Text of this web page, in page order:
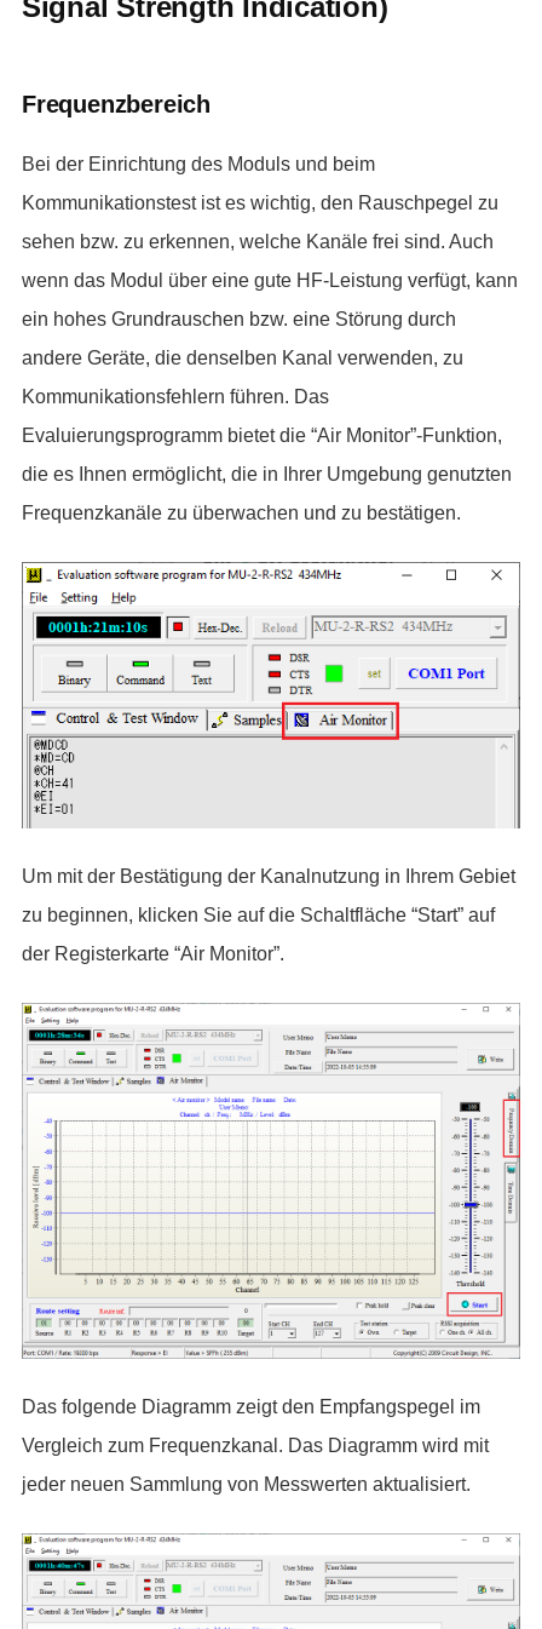
Signal Strength Indication)
Frequenzbereich
Bei der Einrichtung des Moduls und beim
Kommunikationstest ist es wichtig, den Rauschpegel zu
sehen bzw. zu erkennen, welche Kanäle frei sind. Auch
wenn das Modul über eine gute HF-Leistung verfügt, kann
ein hohes Grundrauschen bzw. eine Störung durch
andere Geräte, die denselben Kanal verwenden, zu
Kommunikationsfehlern führen. Das
Evaluierungsprogramm bietet die “Air Monitor”-Funktion,
die es Ihnen ermöglicht, die in Ihrer Umgebung genutzten
Frequenzkanäle zu überwachen und zu bestätigen.
Um mit der Bestätigung der Kanalnutzung in Ihrem Gebiet
zu beginnen, klicken Sie auf die Schaltfläche “Start” auf
der Registerkarte “Air Monitor”.
Das folgende Diagramm zeigt den Empfangspegel im
Vergleich zum Frequenzkanal. Das Diagramm wird mit
jeder neuen Sammlung von Messwerten aktualisiert.